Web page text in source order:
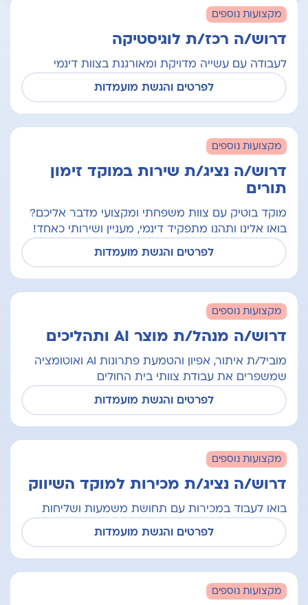
מִנהל האֲחָיוּת
אדמיניסטרציה
טכנאים ומקצועות פרא רפואיים
מקצועות נוספים
דרוש/ה רכז/ת לוגיסטיקה
לעבודה עם עשייה מדויקת ומאורגנת בצוות דינמי
לפרטים והגשת מועמדות
מקצועות נוספים
דרוש/ה נציג/ת שירות במוקד זימון
תורים
מוקד בוטיק עם צוות משפחתי ומקצועי מדבר אליכם?
בואו אלינו ותהנו מתפקיד דינמי, מעניין ושירותי כאחד!
לפרטים והגשת מועמדות
מקצועות נוספים
דרוש/ה מנהל/ת מוצר AI ותהליכים
מוביל/ת איתור, אפיון והטמעת פתרונות AI ואוטומציה
שמשפרים את עבודת צוותי בית החולים
לפרטים והגשת מועמדות
מקצועות נוספים
דרוש/ה נציג/ת מכירות למוקד השיווק
בואו לעבוד במכירות עם תחושת משמעות ושליחות
לפרטים והגשת מועמדות
מקצועות נוספים